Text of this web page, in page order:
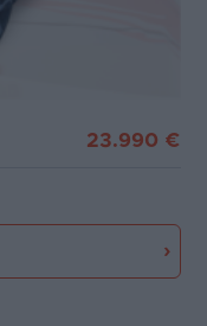
23.990 €